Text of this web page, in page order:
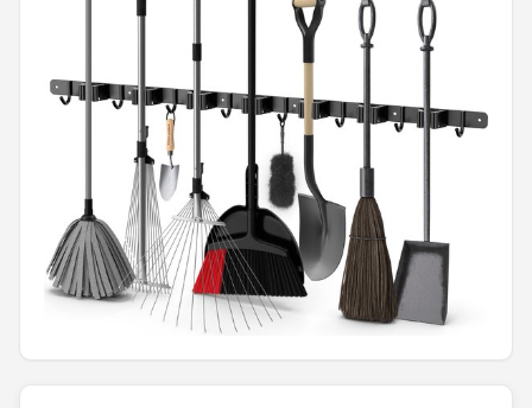
Onkruidbranders
POPULAIRE MERKEN
To the South
GARDENA
Talen Tools
Bosch